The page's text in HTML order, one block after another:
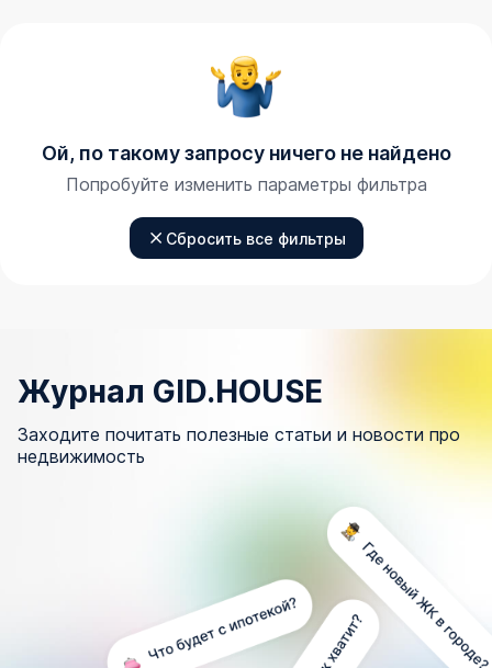
Ой, по такому запросу ничего не найдено
Попробуйте изменить параметры фильтра
Сбросить все фильтры
Журнал GID.HOUSE
Заходите почитать полезные статьи и новости про
недвижимость